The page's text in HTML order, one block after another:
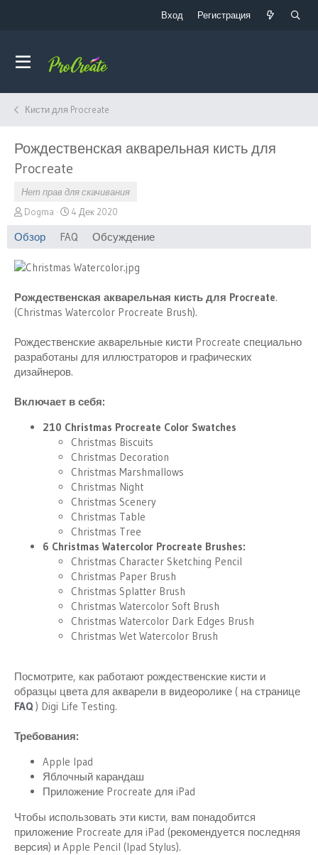
Вход Регистрация
Кисти для Procreate
Рождественская акварельная кисть для
Procreate
Нет прав для скачивания
А
в
т
о
р
Dogma
Д
а
т
а
с
о
д
а
и
4 Дек 2020
Обзор FAQ Обсуждение
Рождественская акварельная кисть для Procreate.
(Christmas Watercolor Procreate Brush).
Рождественские акварельные кисти Procreate специально
разработаны для иллюстраторов и графических
дизайнеров.
Включает в себя:
210 Christmas Procreate Color Swatches
Christmas Biscuits
Christmas Decoration
Christmas Marshmallows
Christmas Night
Christmas Scenery
Christmas Table
Christmas Tree
6 Christmas Watercolor Procreate Brushes:
Christmas Character Sketching Pencil
Christmas Paper Brush
Christmas Splatter Brush
Christmas Watercolor Soft Brush
Christmas Watercolor Dark Edges Brush
Christmas Wet Watercolor Brush
Посмотрите, как работают рождественские кисти и
образцы цвета для акварели в видеоролике ( на странице
FAQ) Digi Life Testing.
Требования:
Apple Ipad
Яблочный карандаш
Приложение Procreate для iPad
Чтобы использовать эти кисти, вам понадобится
приложение Procreate для iPad (рекомендуется последняя
версия) и Apple Pencil (Ipad Stylus).